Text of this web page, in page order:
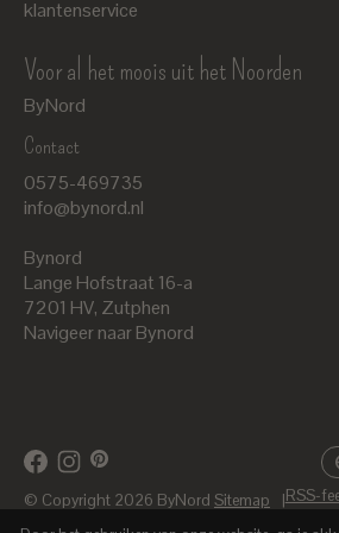
klantenservice
Voor al het moois uit het Noorden
ByNord
Contact
0575-469735
info@bynord.nl
Bynord
Lange Hofstraat 16-a
7201 HV, Zutphen
Navigeer naar Bynord
© Copyright 2026 ByNord Sitemap |RSS-